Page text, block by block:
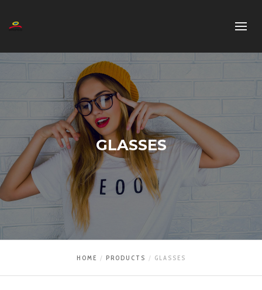
GLASSES
HOME PRODUCTS GLASSES